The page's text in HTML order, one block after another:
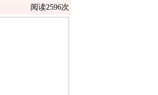
阅读2596次